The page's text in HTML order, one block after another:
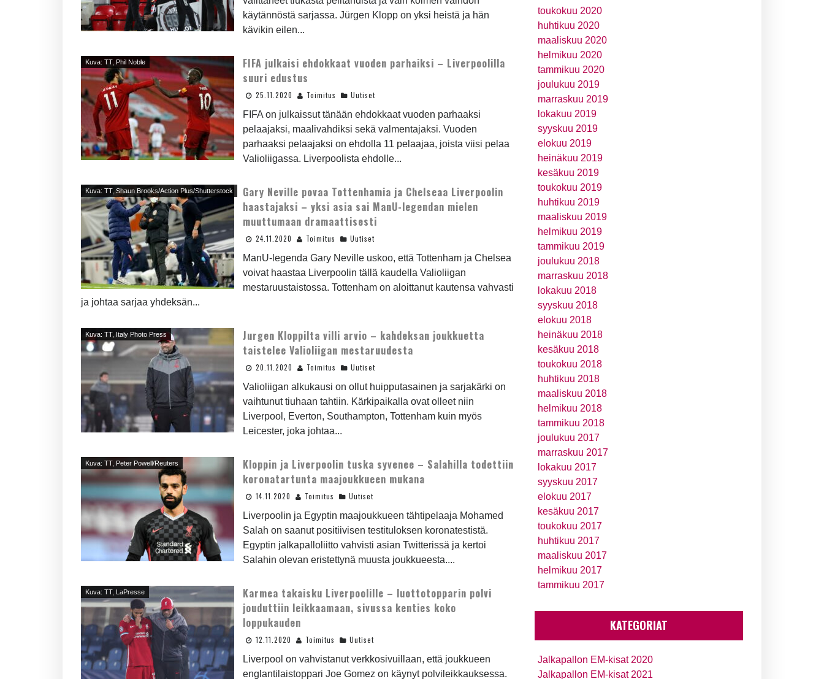
käytännöstä sarjassa. Jürgen Klopp on yksi heistä ja hän
kävikin eilen...
Kuva: TT, Phil Noble
FIFA julkaisi ehdokkaat vuoden parhaiksi – Liverpoolilla
suuri edustus
25.11.2020 Toimitus Uutiset
FIFA on julkaissut tänään ehdokkaat vuoden parhaaksi
pelaajaksi, maalivahdiksi sekä valmentajaksi. Vuoden
parhaaksi pelaajaksi on ehdolla 11 pelaajaa, joista viisi pelaa
Valioliigassa. Liverpoolista ehdolle...
Kuva: TT, Shaun Brooks/Action Plus/Shutterstock
Gary Neville povaa Tottenhamia ja Chelseaa Liverpoolin
haastajaksi – yksi asia sai ManU-legendan mielen
muuttumaan dramaattisesti
24.11.2020 Toimitus Uutiset
ManU-legenda Gary Neville uskoo, että Tottenham ja Chelsea
voivat haastaa Liverpoolin tällä kaudella Valioliigan
mestaruustaistossa. Tottenham on aloittanut kautensa vahvasti
ja johtaa sarjaa yhdeksän...
Kuva: TT, Italy Photo Press
Jurgen Kloppilta villi arvio – kahdeksan joukkuetta
taistelee Valioliigan mestaruudesta
20.11.2020 Toimitus Uutiset
Valioliigan alkukausi on ollut huipputasainen ja sarjakärki on
vaihtunut tiuhaan tahtiin. Kärkipaikalla ovat olleet niin
Liverpool, Everton, Southampton, Tottenham kuin myös
Leicester, joka johtaa...
Kuva: TT, Peter Powell/Reuters
Kloppin ja Liverpoolin tuska syvenee – Salahilla todettiin
koronatartunta maajoukkueen mukana
14.11.2020 Toimitus Uutiset
Liverpoolin ja Egyptin maajoukkueen tähtipelaaja Mohamed
Salah on saanut positiivisen testituloksen koronatestistä.
Egyptin jalkapalloliitto vahvisti asian Twitterissä ja kertoi
Salahin olevan eristettynä muusta joukkueesta....
Kuva: TT, LaPresse
Karmea takaisku Liverpoolille – luottotopparin polvi
jouduttiin leikkaamaan, sivussa kenties koko
loppukauden
12.11.2020 Toimitus Uutiset
Liverpool on vahvistanut verkkosivuillaan, että joukkueen
englantilaistoppari Joe Gomez on käynyt polvileikkauksessa.
toukokuu 2020
huhtikuu 2020
maaliskuu 2020
helmikuu 2020
tammikuu 2020
joulukuu 2019
marraskuu 2019
lokakuu 2019
syyskuu 2019
elokuu 2019
heinäkuu 2019
kesäkuu 2019
toukokuu 2019
huhtikuu 2019
maaliskuu 2019
helmikuu 2019
tammikuu 2019
joulukuu 2018
marraskuu 2018
lokakuu 2018
syyskuu 2018
elokuu 2018
heinäkuu 2018
kesäkuu 2018
toukokuu 2018
huhtikuu 2018
maaliskuu 2018
helmikuu 2018
tammikuu 2018
joulukuu 2017
marraskuu 2017
lokakuu 2017
syyskuu 2017
elokuu 2017
kesäkuu 2017
toukokuu 2017
huhtikuu 2017
maaliskuu 2017
helmikuu 2017
tammikuu 2017
KATEGORIAT
Jalkapallon EM-kisat 2020
Jalkapallon EM-kisat 2021